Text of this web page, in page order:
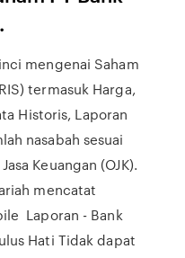
mengenai Saham
termasuk Harga,
Historis, Laporan
nasabah sesuai
Keuangan (OJK).
mencatat
Laporan - Bank
Hati Tidak dapat